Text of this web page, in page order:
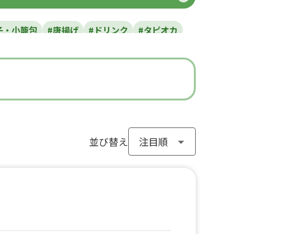
島県 東京都千葉県
・小籠包 #唐揚げ #ドリンク
#タピオカ
#モンブラン #お弁当
#パフェ
#アサイーボウル
#10円パン
並び替え